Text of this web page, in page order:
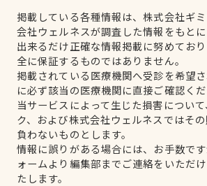
掲載している各種情報は、株式会社ギ
会社ウェルネスが調査した情報をもとに
出来るだけ正確な情報掲載に努めてお
全に保証するものではありません。
掲載されている医療機関へ受診を希望
に必ず該当の医療機関に直接ご確認くだ
当サービスによって生じた損害につい
ク、および株式会社ウェルネスではそ
負わないものとします。
情報に誤りがある場合には、お手数で
ォームより編集部までご連絡をいただ
たします。